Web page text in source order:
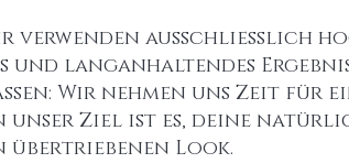
verwenden ausschließlich
und langanhaltendes
Wir nehmen uns Zeit für
Ziel ist es, deine
übertriebenen Look.